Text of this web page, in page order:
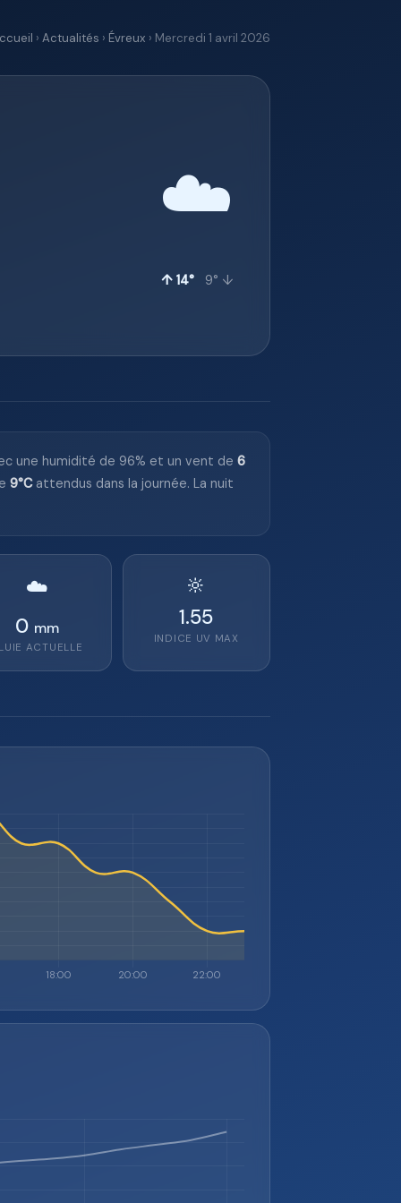
› Actualités › Évreux › Mercredi 1 avril 2026
☁️
↑ 14° 9° ↓
une humidité de 96% et un vent de 6
9°Cattendus dans la journée. La nuit
☁️
0 mm
ACTUELLE
🔆
1.55
INDICE UV MAX